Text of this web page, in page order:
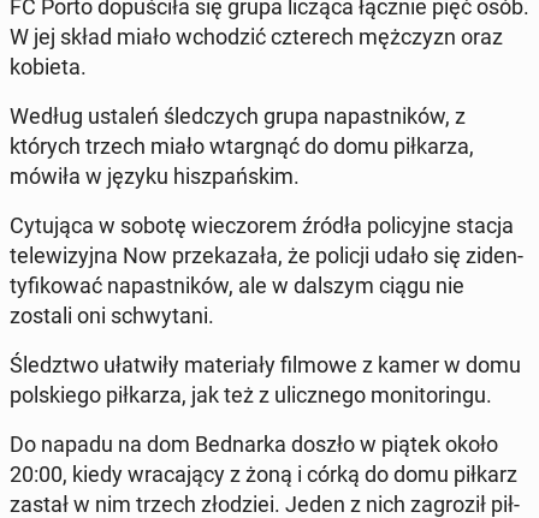
FC Porto do­pu­ści­ła się grupa licząca łącznie pięć osób.
W jej skład miało wcho­dzić czte­rech męż­czyzn oraz
kobieta.
Według ustaleń śled­czych grupa na­past­ni­ków, z
których trzech miało wtar­gnąć do domu pił­ka­rza,
mówiła w języku hisz­pań­skim.
Cy­tu­ją­ca w sobotę wie­czo­rem źródła po­li­cyj­ne stacja
te­le­wi­zyj­na Now prze­ka­za­ła, że policji udało się zi­den­
ty­fi­ko­wać na­past­ni­ków, ale w dalszym ciągu nie
zostali oni schwy­ta­ni.
Śledz­two uła­twi­ły ma­te­ria­ły filmowe z kamer w domu
pol­skie­go pił­ka­rza, jak też z ulicz­ne­go mo­ni­to­rin­gu.
Do napadu na dom Bed­nar­ka doszło w piątek około
20:00, kiedy wra­ca­ją­cy z żoną i córką do domu piłkarz
zastał w nim trzech zło­dziei. Jeden z nich za­gro­ził pił­